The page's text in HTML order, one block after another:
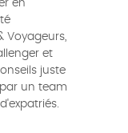
en
Voyageurs,
et
juste
un team